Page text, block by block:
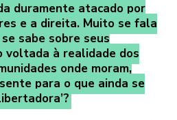
duramente atacado por
e a direita. Muito se fala
sabe sobre seus
voltada à realidade dos
onde moram,
para o que ainda se